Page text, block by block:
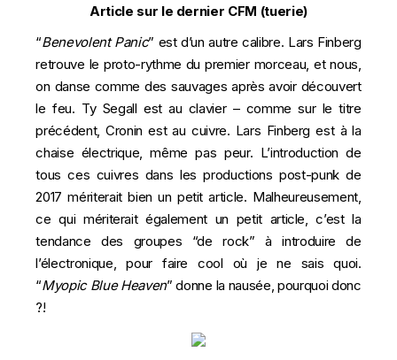
Article sur le dernier CFM (tuerie)
“Benevolent Panic” est d’un autre calibre. Lars Finberg
retrouve le proto-rythme du premier morceau, et nous,
on danse comme des sauvages après avoir découvert
le feu. Ty Segall est au clavier – comme sur le titre
précédent, Cronin est au cuivre. Lars Finberg est à la
chaise électrique, même pas peur. L’introduction de
tous ces cuivres dans les productions post-punk de
2017 mériterait bien un petit article. Malheureusement,
ce qui mériterait également un petit article, c’est la
tendance des groupes “de rock” à introduire de
l’électronique, pour faire cool où je ne sais quoi.
“Myopic Blue Heaven” donne la nausée, pourquoi donc
?!